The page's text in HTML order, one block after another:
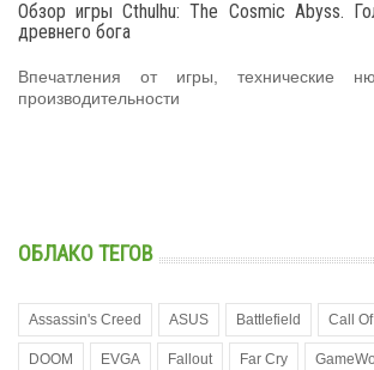
Обзор игры Cthulhu: The Cosmic Abyss.
древнего бога
Впечатления от игры, технические
производительности
ОБЛАКО ТЕГОВ
Assassin's Creed ASUS Battlefield Call
DOOM EVGA Fallout Far Cry